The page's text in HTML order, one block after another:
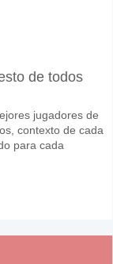
de todos
jugadores de
contexto de cada
para cada